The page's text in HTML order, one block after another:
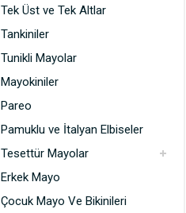
Pamuklu ve İtalyan Elbiseler
Çocuk Mayo Ve Bikinileri
Tek Üst ve Tek Altlar
Tankiniler
Tunikli Mayolar
Mayokiniler
Pareo
Pamuklu ve İtalyan Elbiseler
Tesettür Mayolar
Erkek Mayo
Çocuk Mayo Ve Bikinileri